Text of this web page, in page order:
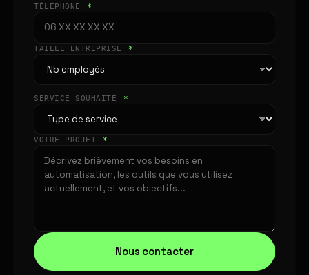
TÉLÉPHONE *
TAILLE ENTREPRISE *
SERVICE SOUHAITÉ *
VOTRE PROJET *
Nous contacter